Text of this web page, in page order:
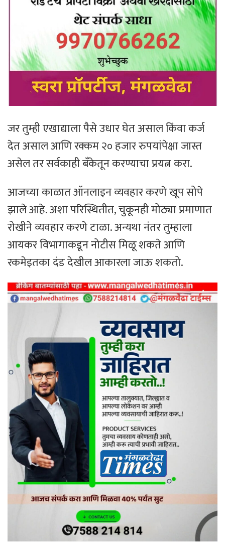
जर तुम्ही एखाद्याला पैसे उधार घेत असाल किंवा कर्ज
देत असाल आणि रक्कम २० हजार रुपयांपेक्षा जास्त
असेल तर सर्वकाही बँकेतून करण्याचा प्रयत्न करा.
आजच्या काळात ऑनलाइन व्यवहार करणे खूप सोपे
झाले आहे. अशा परिस्थितीत, चुकूनही मोठ्या प्रमाणात
रोखीने व्यवहार करणे टाळा. अन्यथा नंतर तुम्हाला
आयकर विभागाकडून नोटीस मिळू शकते आणि
रकमेइतका दंड देखील आकारला जाऊ शकतो.